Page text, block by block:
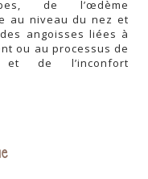
de l’œdème
au niveau du nez et
angoisses liées à
ou au processus de
et de l’inconfort